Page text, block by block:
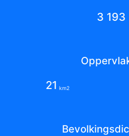
3 193
21 km2